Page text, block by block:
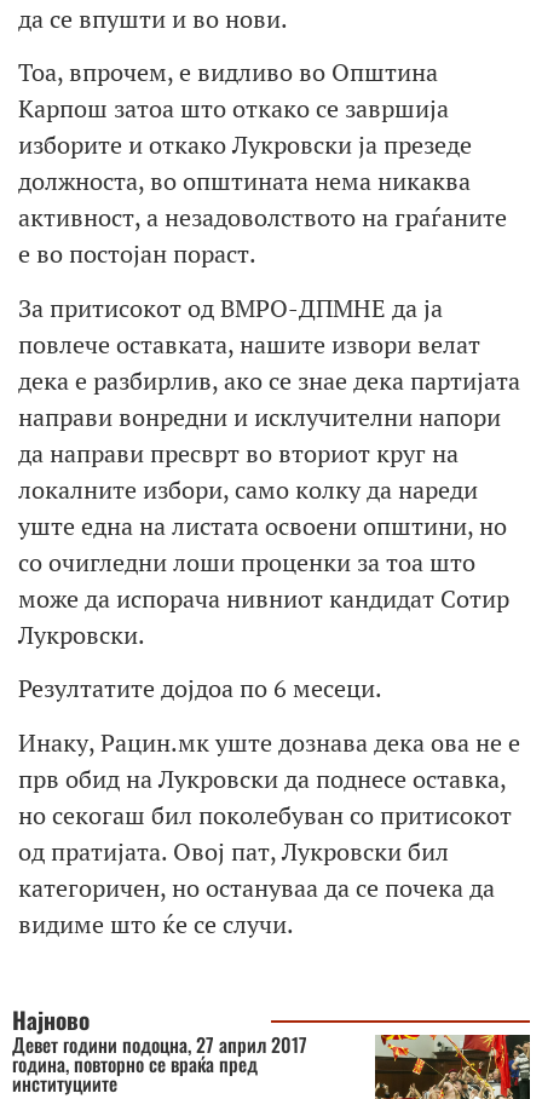
да се впушти и во нови.
Тоа, впрочем, е видливо во Општина
Карпош затоа што откако се завршија
изборите и откако Лукровски ја презеде
должноста, во општината нема никаква
активност, а незадоволството на граѓаните
е во постојан пораст.
За притисокот од ВМРО-ДПМНЕ да ја
повлече оставката, нашите извори велат
дека е разбирлив, ако се знае дека партијата
направи вонредни и исклучителни напори
да направи пресврт во вториот круг на
локалните избори, само колку да нареди
уште една на листата освоени општини, но
со очигледни лоши проценки за тоа што
може да испорача нивниот кандидат Сотир
Лукровски.
Резултатите дојдоа по 6 месеци.
Инаку, Рацин.мк уште дознава дека ова не е
прв обид на Лукровски да поднесе оставка,
но секогаш бил поколебуван со притисокот
од пратијата. Овој пат, Лукровски бил
категоричен, но остануваа да се почека да
видиме што ќе се случи.
Најново
Девет години подоцна, 27 април 2017
година, повторно се враќа пред
институциите